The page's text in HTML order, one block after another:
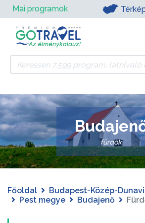
Mai programok
fürdők
Főoldal
Budapest-Közép-
Pest megye
Budajenő